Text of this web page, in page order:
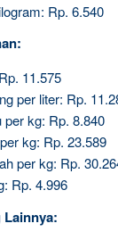
Rp. 6.540
11.575
per liter: Rp.
per kg: Rp. 8.840
kg: Rp. 23.589
per kg: Rp.
Rp. 4.996
Lainnya: